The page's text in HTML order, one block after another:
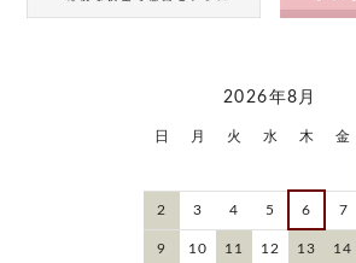
2026年8月
日 月 火 水 木 金
2 3 4 5 6 7
9 10 11 12 13 14